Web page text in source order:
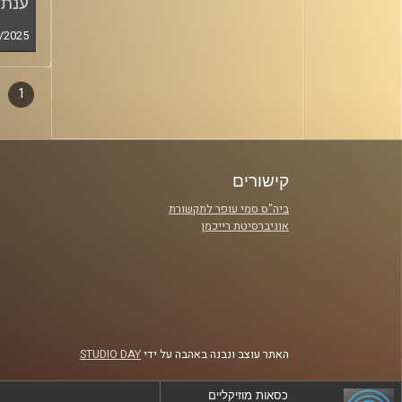
סגירה
1
קישורים
ביה"ס סמי עופר לתקשורת
אוניברסיטת רייכמן
האתר עוצב ונבנה באהבה על ידיSTUDIO DAY
כסאות מוזיקליים